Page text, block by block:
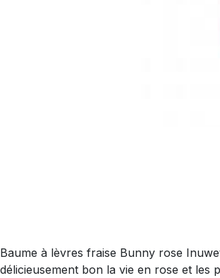
Baume à lèvres fraise Bunny rose
délicieusement bon la vie en rose et les